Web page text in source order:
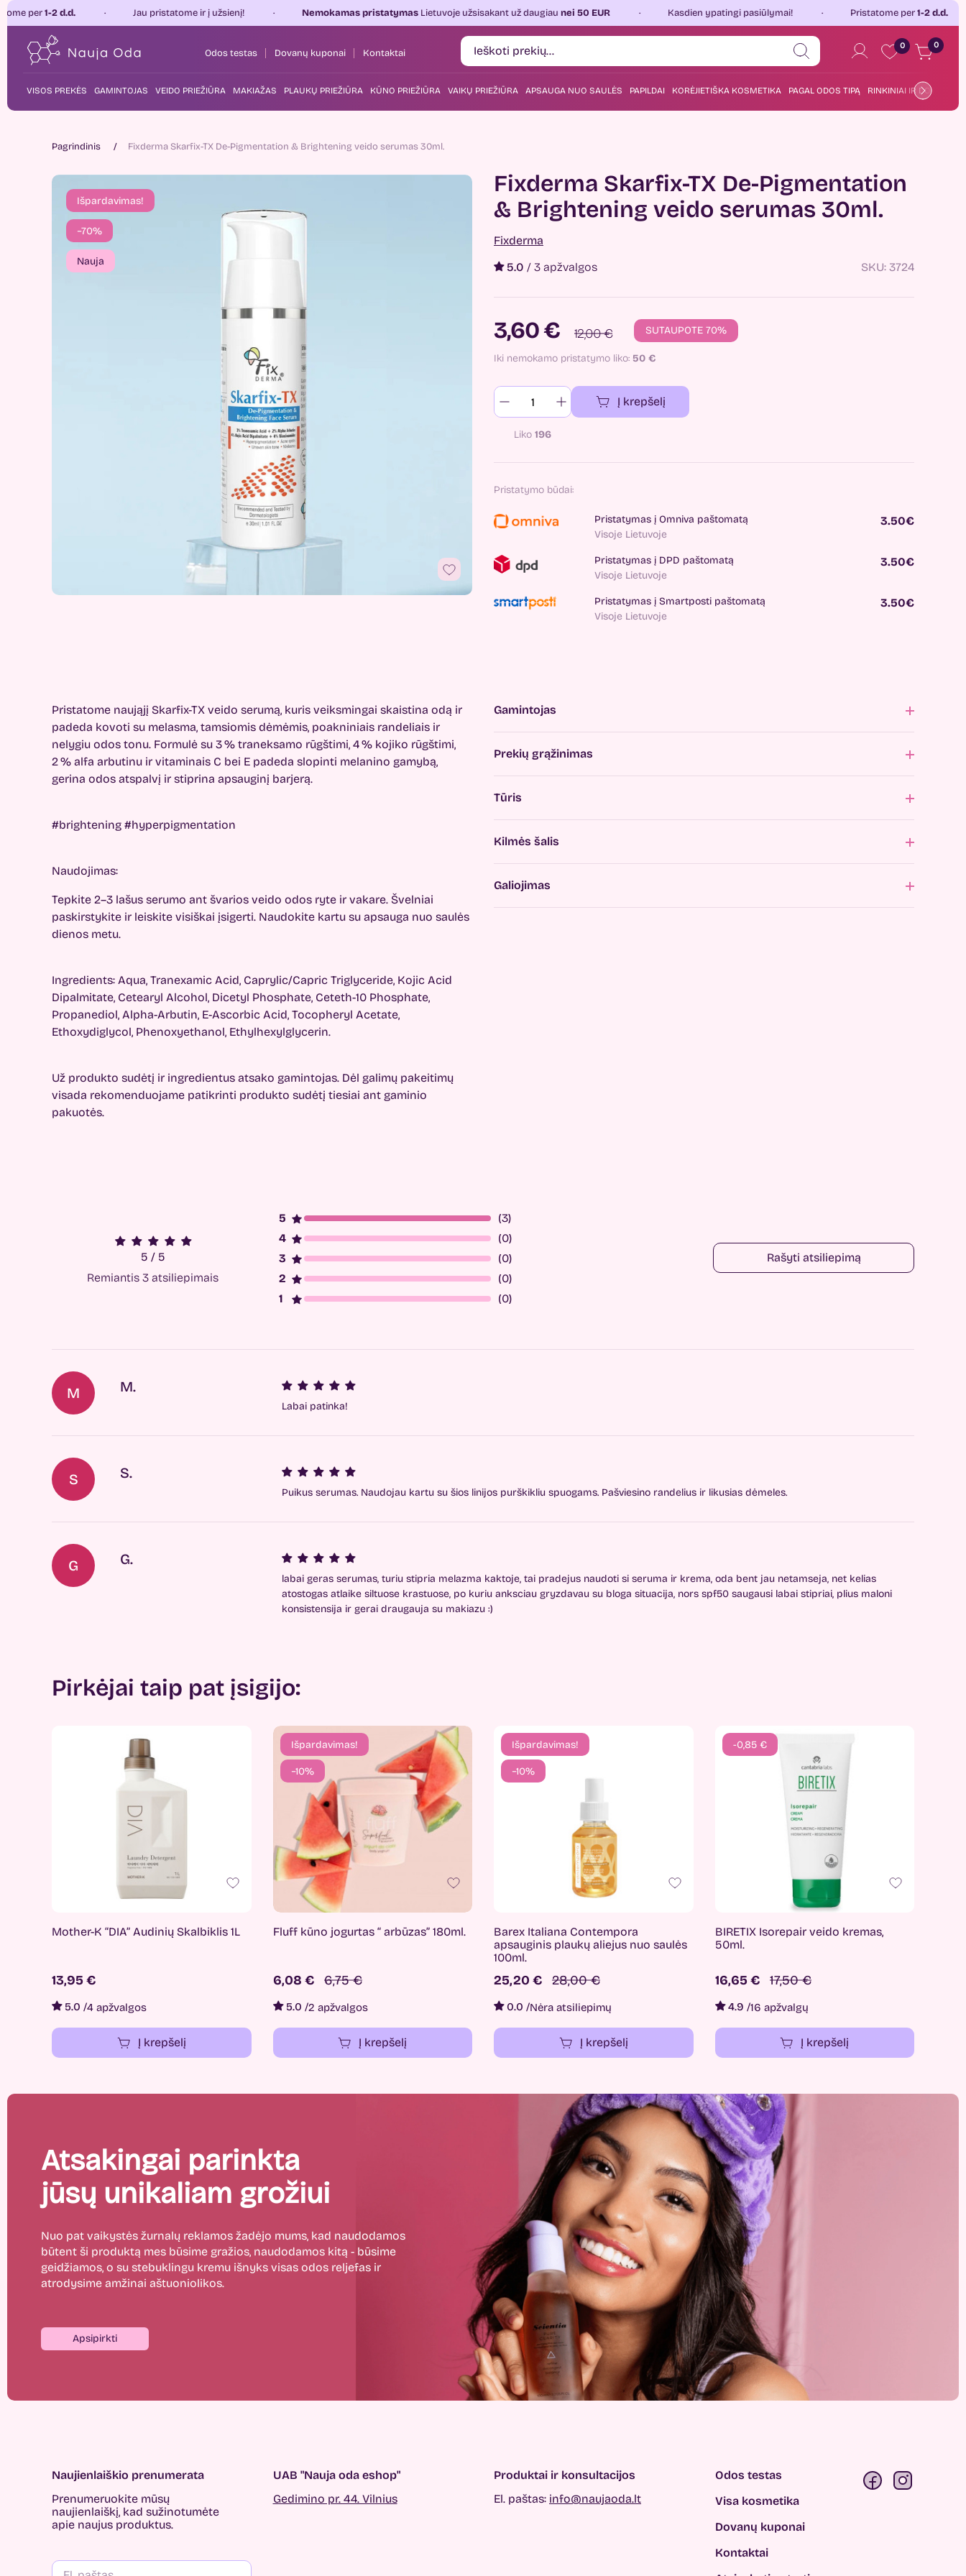
Jau pristatome ir į užsienį! Nemokamas pristatymasLietuvoje užsisakant už daugiaunei 50 EUR Kasdien ypatingi pasiūlymai! Pristatome per1-2 d.d. Jau
Odos testas Dovanų kuponai Kontaktai
0 0
VISOS PREKĖS GAMINTOJAS VEIDO PRIEŽIŪRA MAKIAŽAS PLAUKŲ PRIEŽIŪRA KŪNO PRIEŽIŪRA VAIKŲ PRIEŽIŪRA APSAUGA NUO SAULĖS PAPILDAI KORĖJIETIŠKA KOSMETIKA PAGAL ODOS TIPĄ RINKINIAI IR DOVANOS
Pagrindinis Fixderma Skarfix-TX De-Pigmentation & Brightening veido serumas 30ml.
Išpardavimas!
−70%
Nauja
Fixderma Skarfix-TX De-Pigmentation
& Brightening veido serumas 30ml.
Fixderma
5.0 / 3 apžvalgos SKU: 3724
3,60 € 12,00 € SUTAUPOTE 70%
Iki nemokamo pristatymo liko: 50 €
Į krepšelį
Liko 196
Pristatymo būdai:
Pristatymas į Omniva paštomatą
Visoje Lietuvoje
3.50€
Pristatymas į DPD paštomatą
Visoje Lietuvoje
3.50€
Pristatymas į Smartposti paštomatą
Visoje Lietuvoje
3.50€
Pristatome naująjį Skarfix-TX veido serumą, kuris veiksmingai skaistina odą ir
padeda kovoti su melasma, tamsiomis dėmėmis, poakniniais randeliais ir
nelygiu odos tonu. Formulė su 3 % traneksamo rūgštimi, 4 % kojiko rūgštimi,
2 % alfa arbutinu ir vitaminais C bei E padeda slopinti melanino gamybą,
gerina odos atspalvį ir stiprina apsauginį barjerą.
#brightening #hyperpigmentation
Naudojimas:
Tepkite 2–3 lašus serumo ant švarios veido odos ryte ir vakare. Švelniai
paskirstykite ir leiskite visiškai įsigerti. Naudokite kartu su apsauga nuo saulės
dienos metu.
Ingredients: Aqua, Tranexamic Acid, Caprylic/Capric Triglyceride, Kojic Acid
Dipalmitate, Cetearyl Alcohol, Dicetyl Phosphate, Ceteth-10 Phosphate,
Propanediol, Alpha-Arbutin, E-Ascorbic Acid, Tocopheryl Acetate,
Ethoxydiglycol, Phenoxyethanol, Ethylhexylglycerin.
Už produkto sudėtį ir ingredientus atsako gamintojas. Dėl galimų pakeitimų
visada rekomenduojame patikrinti produkto sudėtį tiesiai ant gaminio
pakuotės.
Gamintojas
Prekių grąžinimas
Tūris
Kilmės šalis
Galiojimas
5 / 5
Remiantis 3 atsiliepimais
(3)
(0)
(0)
(0)
(0)
Rašyti atsiliepimą
M M.
Labai patinka!
S S.
Puikus serumas. Naudojau kartu su šios linijos purškikliu spuogams. Pašviesino randelius ir likusias dėmeles.
G G.
labai geras serumas, turiu stipria melazma kaktoje, tai pradejus naudoti si seruma ir krema, oda bent jau netamseja, net kelias
atostogas atlaike siltuose krastuose, po kuriu anksciau gryzdavau su bloga situacija, nors spf50 saugausi labai stipriai, plius maloni
konsistensija ir gerai draugauja su makiazu :)
Pirkėjai taip pat įsigijo:
Mother-K “DIA” Audinių Skalbiklis 1L
13,95 €
5.0 /4 apžvalgos
Į krepšelį
Išpardavimas!
−10%
Fluff kūno jogurtas “ arbūzas” 180ml.
6,08 € 6,75 €
5.0 /2 apžvalgos
Į krepšelį
Išpardavimas!
−10%
Barex Italiana Contempora
apsauginis plaukų aliejus nuo saulės
100ml.
25,20 € 28,00 €
0.0 /Nėra atsiliepimų
Į krepšelį
-0,85 €
BIRETIX Isorepair veido kremas,
50ml.
16,65 € 17,50 €
4.9 /16 apžvalgų
Į krepšelį
Atsakingai parinkta
jūsų unikaliam grožiui
Nuo pat vaikystės žurnalų reklamos žadėjo mums, kad naudodamos
būtent ši produktą mes būsime gražios, naudodamos kitą - būsime
geidžiamos, o su stebuklingu kremu išnyks visas odos reljefas ir
atrodysime amžinai aštuoniolikos.
Apsipirkti
Naujienlaiškio prenumerata
Prenumeruokite mūsų
naujienlaiškį, kad sužinotumėte
apie naujus produktus.
UAB "Nauja oda eshop"
Gedimino pr. 44. Vilnius
Produktai ir konsultacijos
El. paštas: info@naujaoda.lt
Odos testas
Visa kosmetika
Dovanų kuponai
Kontaktai